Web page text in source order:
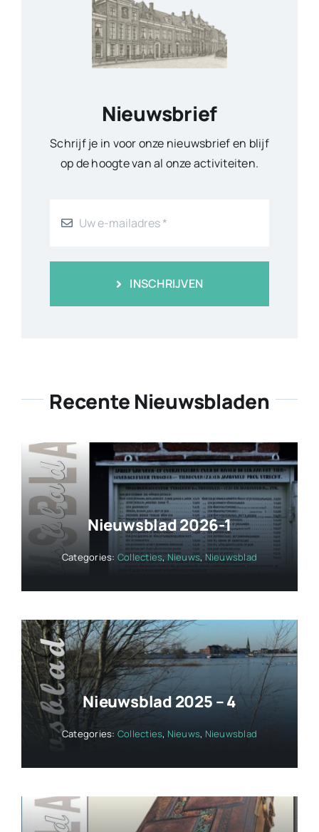
Nieuwsbrief
Schrijf je in voor onze nieuwsbrief en blijf
op de hoogte van al onze activiteiten.
INSCHRIJVEN
Recente Nieuwsbladen
Nieuwsblad 2026-1
Categories: Collecties, Nieuws, Nieuwsblad
Nieuwsblad 2025 – 4
Categories: Collecties, Nieuws, Nieuwsblad